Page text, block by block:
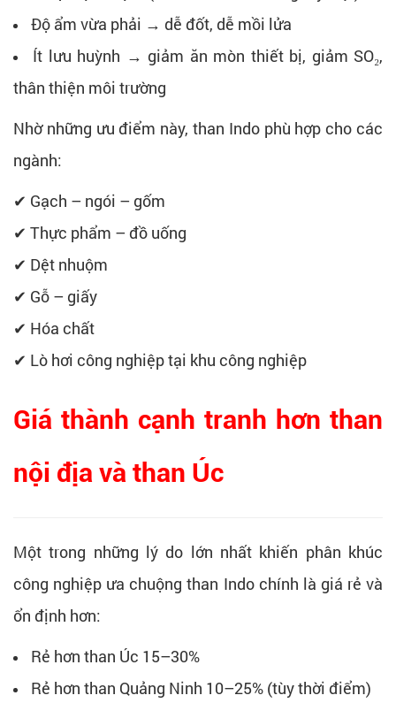
Độ ẩm vừa phải → dễ đốt, dễ mồi lửa
Ít lưu huỳnh → giảm ăn mòn thiết bị, giảm SO₂,
thân thiện môi trường
Nhờ những ưu điểm này, than Indo phù hợp cho các
ngành:
✔ Gạch – ngói – gốm
✔ Thực phẩm – đồ uống
✔ Dệt nhuộm
✔ Gỗ – giấy
✔ Hóa chất
✔ Lò hơi công nghiệp tại khu công nghiệp
Giá thành cạnh tranh hơn than
nội địa và than Úc
Một trong những lý do lớn nhất khiến phân khúc
công nghiệp ưa chuộng than Indo chính là giá rẻ và
ổn định hơn:
Rẻ hơn than Úc 15–30%
Rẻ hơn than Quảng Ninh 10–25% (tùy thời điểm)